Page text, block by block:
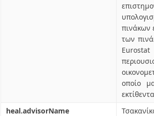
πινάκων
των
οποίο
heal.advisorName